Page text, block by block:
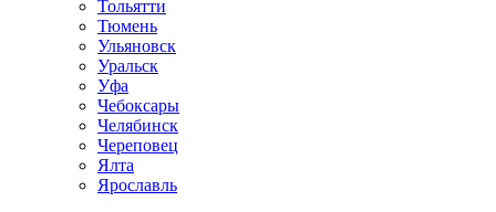
Тольятти
Тюмень
Ульяновск
Уральск
Уфа
Чебоксары
Челябинск
Череповец
Ялта
Ярославль